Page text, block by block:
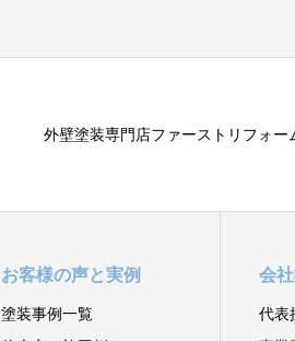
外壁塗装専門店ファーストリフォー
お客様の声と実例
塗装事例一覧
会
代表